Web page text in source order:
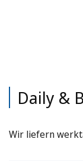
Daily &
Wir liefern